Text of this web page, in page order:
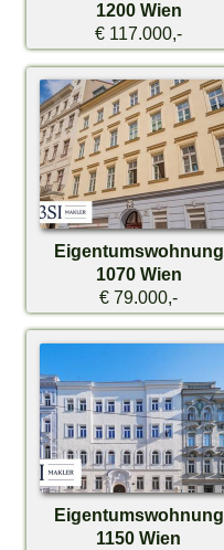
1200 Wien
€ 117.000,-
Eigentumswohnung
1070 Wien
€ 79.000,-
Eigentumswohnung
1150 Wien